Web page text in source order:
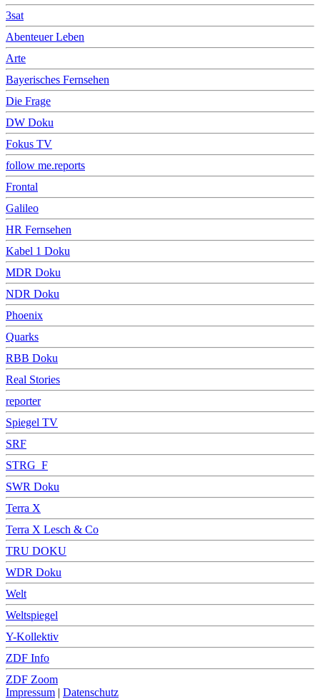
3sat
Abenteuer Leben
Arte
Bayerisches Fernsehen
Die Frage
DW Doku
Fokus TV
follow me.reports
Frontal
Galileo
HR Fernsehen
Kabel 1 Doku
MDR Doku
NDR Doku
Phoenix
Quarks
RBB Doku
Real Stories
reporter
Spiegel TV
SRF
STRG_F
SWR Doku
Terra X
Terra X Lesch & Co
TRU DOKU
WDR Doku
Welt
Weltspiegel
Y-Kollektiv
ZDF Info
ZDF Zoom
Impressum | Datenschutz